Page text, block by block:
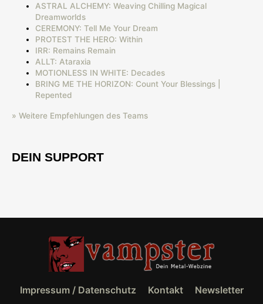
ASTRAL ALCHEMY: Weaving Chilling Magical
Dreamworlds
CEREMONY: Tell Me Your Dream
PROTEST THE HERO: Within
IRR: Remains Remain
ALLT: Ataraxia
MOTIONLESS IN WHITE: Decades
BRING ME THE HORIZON: Count Your Blessings |
Repented
» Weitere Empfehlungen des Teams
DEIN SUPPORT
Impressum / Datenschutz Kontakt Newsletter